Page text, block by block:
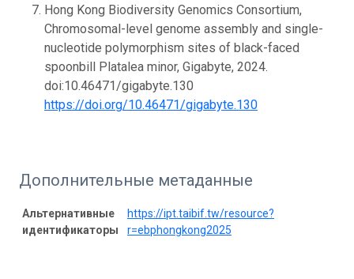
Hong Kong Biodiversity Genomics Consortium,
Chromosomal-level genome assembly and single-
nucleotide polymorphism sites of black-faced
spoonbill Platalea minor, Gigabyte, 2024.
doi:10.46471/gigabyte.130
https://doi.org/10.46471/gigabyte.130
Дополнительные метаданные
Альтернативные
идентификаторы
https://ipt.taibif.tw/resource?
r=ebphongkong2025